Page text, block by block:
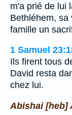
m'a prié de lui
Bethléhem, sa
famille un
1 Samuel
Ils firent tous
David resta
chez lui.
Abishai [heb]